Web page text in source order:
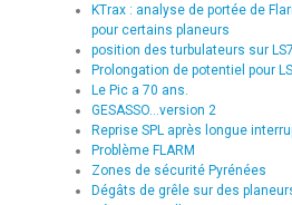
KTrax : analyse de portée de
pour certains planeurs
position des turbulateurs sur
Prolongation de potentiel pour
Le Pic a 70 ans.
GESASSO...version 2
Reprise SPL après longue
Problème FLARM
Zones de sécurité Pyrénées
Dégâts de grêle sur des